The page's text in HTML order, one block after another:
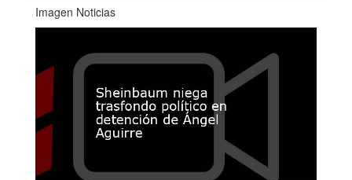
Imagen Noticias